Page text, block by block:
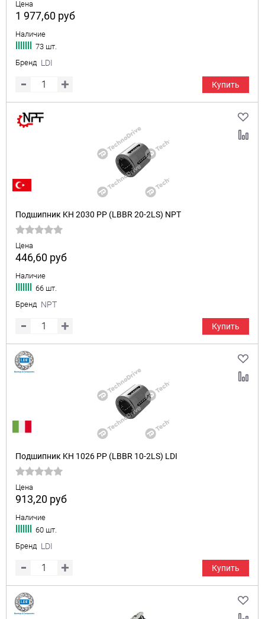
Цена
1 977,60 руб
Наличие
73 шт.
Бренд LDI
Купить
Подшипник KH 2030 PP (LBBR 20-2LS) NPT
Цена
446,60 руб
Наличие
66 шт.
Бренд NPT
Купить
Подшипник KH 1026 PP (LBBR 10-2LS) LDI
Цена
913,20 руб
Наличие
60 шт.
Бренд LDI
Купить